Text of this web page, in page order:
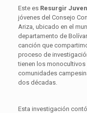
Este es Resurgir
jóvenes del Consejo
Ariza, ubicado en el
departamento de
canción que
proceso de
tienen los
comunidades
dos décadas.
Esta investigación